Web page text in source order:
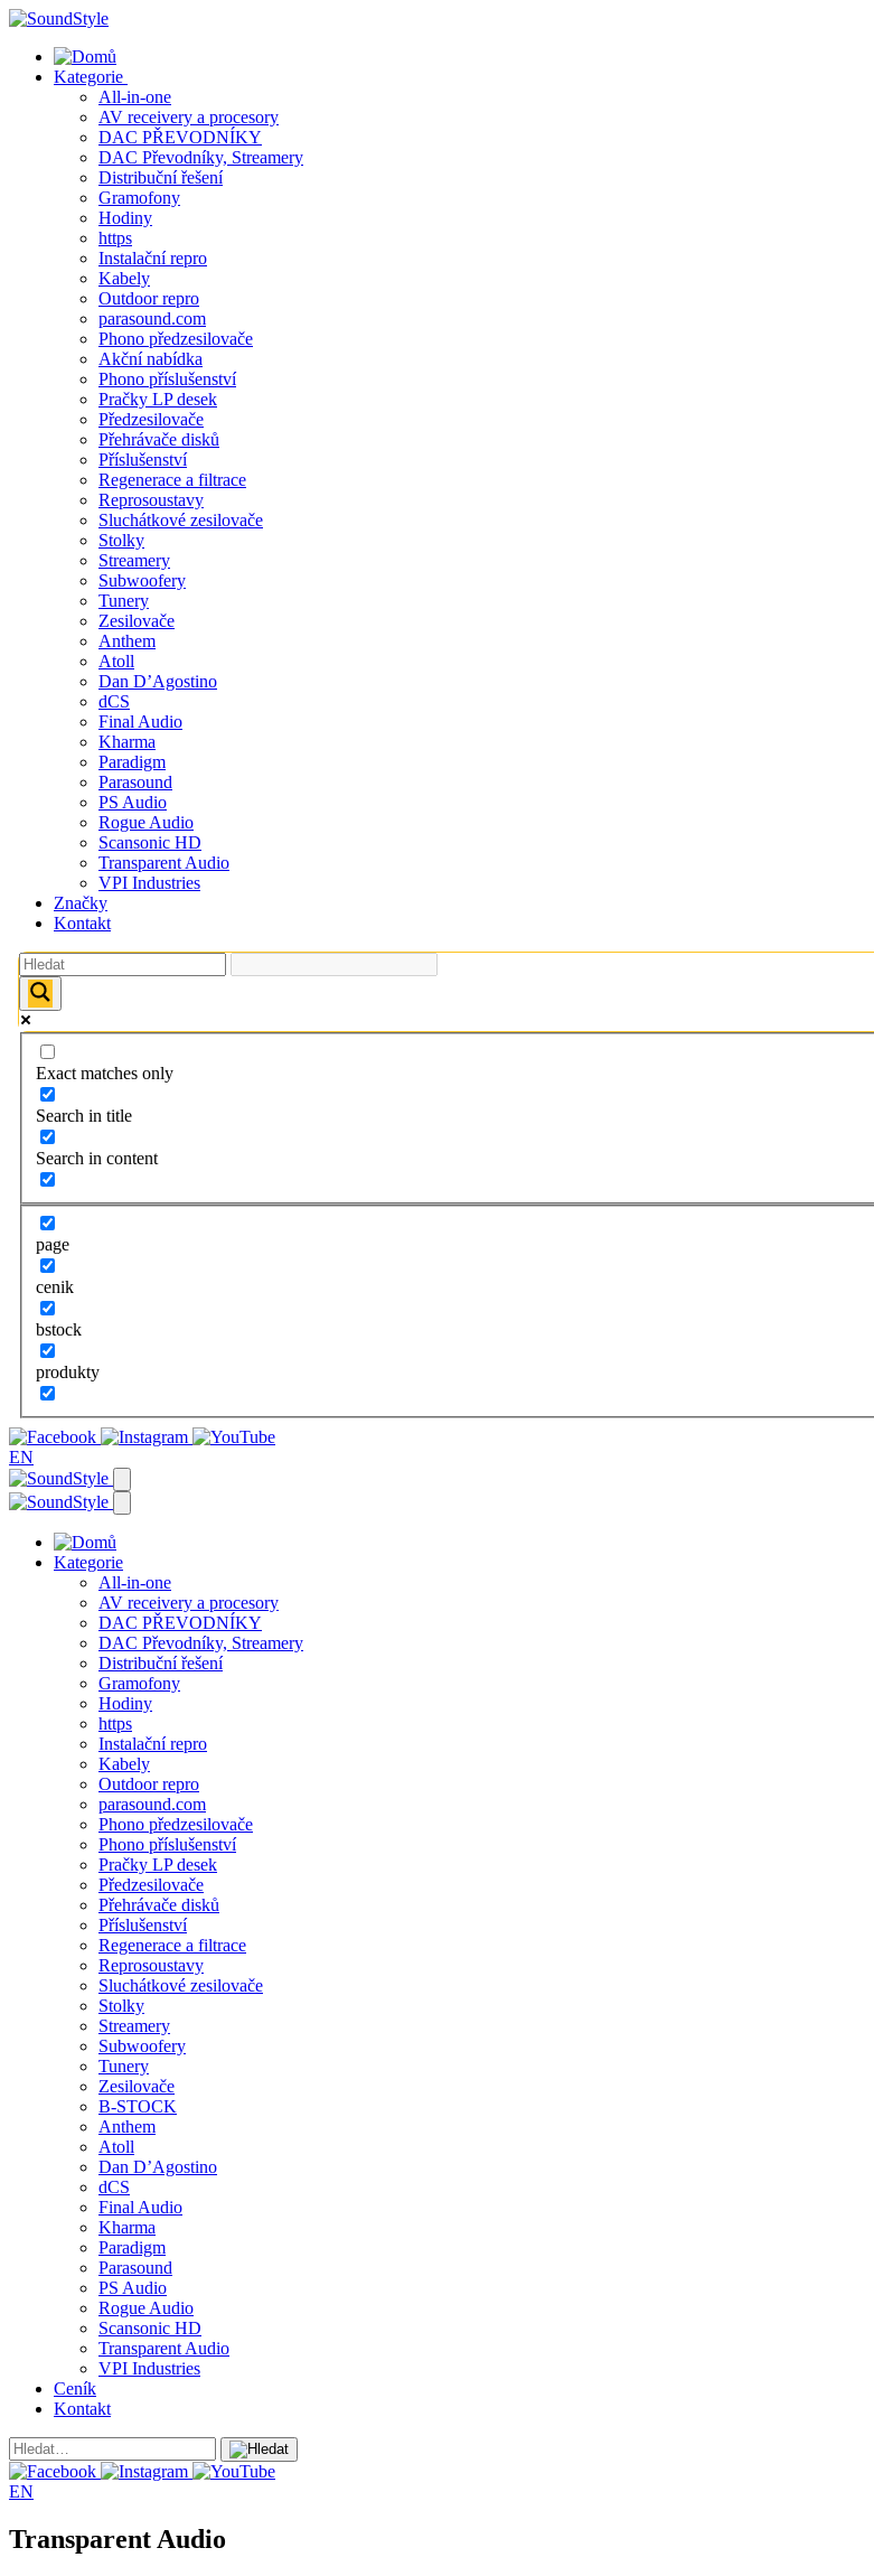
Skip
content
Kategorie
All-in-one
AV receivery a procesory
DAC PŘEVODNÍKY
DAC Převodníky, Streamery
Distribuční řešení
Gramofony
Hodiny
https
Instalační repro
Kabely
Outdoor repro
parasound.com
Phono předzesilovače
Akční nabídka
Phono příslušenství
Pračky LP desek
Předzesilovače
Přehrávače disků
Příslušenství
Regenerace a filtrace
Reprosoustavy
Sluchátkové zesilovače
Stolky
Streamery
Subwoofery
Tunery
Zesilovače
Anthem
Atoll
Dan D’Agostino
dCS
Final Audio
Kharma
Paradigm
Parasound
PS Audio
Rogue Audio
Scansonic HD
Transparent Audio
VPI Industries
Značky
Kontakt
Exact matches only
Search in title
Search in content
page
cenik
bstock
produkty
EN
Kategorie
All-in-one
AV receivery a procesory
DAC PŘEVODNÍKY
DAC Převodníky, Streamery
Distribuční řešení
Gramofony
Hodiny
https
Instalační repro
Kabely
Outdoor repro
parasound.com
Phono předzesilovače
Phono příslušenství
Pračky LP desek
Předzesilovače
Přehrávače disků
Příslušenství
Regenerace a filtrace
Reprosoustavy
Sluchátkové zesilovače
Stolky
Streamery
Subwoofery
Tunery
Zesilovače
B-STOCK
Anthem
Atoll
Dan D’Agostino
dCS
Final Audio
Kharma
Paradigm
Parasound
PS Audio
Rogue Audio
Scansonic HD
Transparent Audio
VPI Industries
Ceník
Kontakt
EN
Transparent Audio